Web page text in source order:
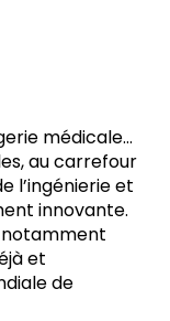
médicale…
au carrefour
l’ingénierie et
innovante.
notamment
et
de